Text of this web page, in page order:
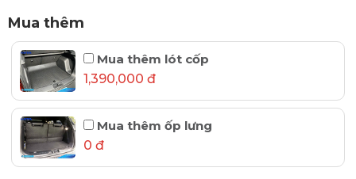
Mua thêm
Mua thêm lót cốp
1,390,000 đ
Mua thêm ốp lưng
0 đ